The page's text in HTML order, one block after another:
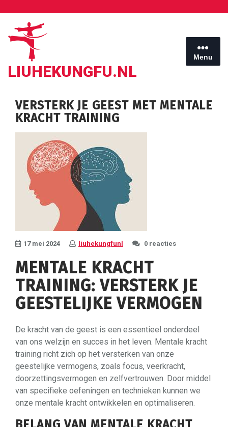
inhoud
LIUHEKUNGFU.NL
Menu
VERSTERK JE GEEST MET MENTALE
KRACHT TRAINING
17 mei 2024 liuhekungfunl 0 reacties
MENTALE KRACHT
TRAINING: VERSTERK JE
GEESTELIJKE VERMOGEN
De kracht van de geest is een essentieel onderdeel
van ons welzijn en succes in het leven. Mentale kracht
training richt zich op het versterken van onze
geestelijke vermogens, zoals focus, veerkracht,
doorzettingsvermogen en zelfvertrouwen. Door middel
van specifieke oefeningen en technieken kunnen we
onze mentale kracht ontwikkelen en optimaliseren.